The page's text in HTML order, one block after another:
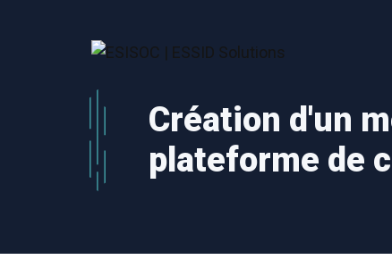
Création d'un
plateforme de